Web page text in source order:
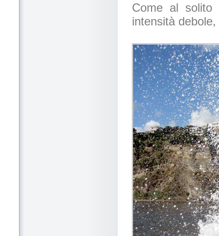
Come al
intensità